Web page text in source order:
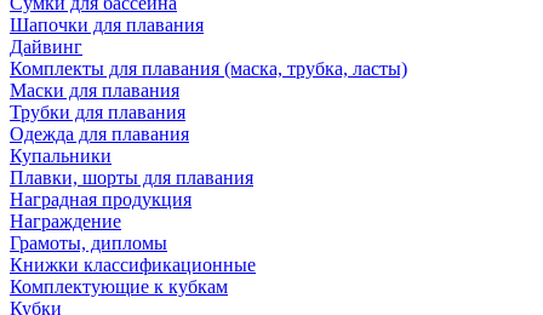
Шапочки для плавания
Дайвинг
Комплекты для плавания (маска, трубка, ласты)
Маски для плавания
Трубки для плавания
Одежда для плавания
Купальники
Плавки, шорты для плавания
Наградная продукция
Награждение
Грамоты, дипломы
Книжки классификационные
Комплектующие к кубкам
Кубки